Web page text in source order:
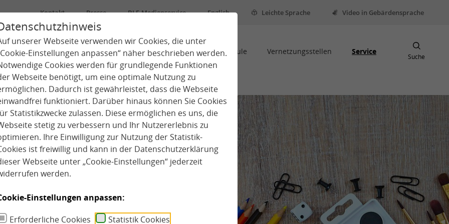
unserer Webseite verwenden wir Cookies, die unter
Einstellungen anpassen“ näher beschrieben werden.
Cookies werden für grundlegende Funktionen
Webseite benötigt, um eine optimale Nutzung zu
Dadurch ist gewährleistet, dass die Webseite
funktioniert. Darüber hinaus können Sie Cookies
Statistikzwecke zulassen. Diese ermöglichen es uns, die
stetig zu verbessern und Ihr Nutzererlebnis zu
Ihre Einwilligung zur Nutzung der Statistik-
ist freiwillig und kann in der Datenschutzerklärung
Webseite unter „Cookie-Einstellungen“ jederzeit
werden.
Einstellungen anpassen:
Erforderliche Cookies
Statistik Cookies
Kontakt Presse BLE-Medienservice English Leichte Sprache Video in Gebärdensprache
Über uns Kindertagespflege Kita Schule Vernetzungsstellen Service
Suche